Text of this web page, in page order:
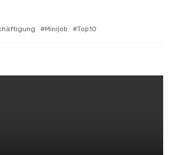
Minijob Top10